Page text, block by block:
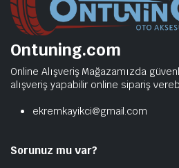
Ontuning.com
Online Alışveriş Mağazamızda
alışveriş yapabilir online sipariş
ekremkayikci@gmail.com
Sorunuz mu var?